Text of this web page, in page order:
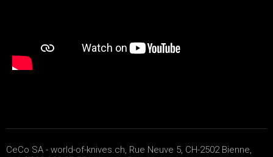
CeCo SA - world-of-knives.ch, Rue Neuve 5, CH-2502 Bienne,